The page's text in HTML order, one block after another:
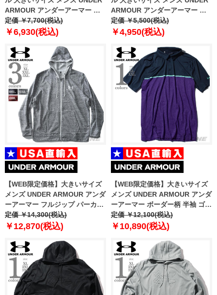
ARMOUR アンダーアーマー ロ
ゴ プリント 半袖 Tシャツ USA直
輸入 um5104
定価 ￥7,700(税込)
￥6,930(税込)
ARMOUR アンダーアーマー 半
袖 Tシャツ USA直輸入 1326799
定価 ￥5,500(税込)
￥4,950(税込)
【WEB限定価格】大きいサイズ
メンズ UNDER ARMOUR アンダ
ーアーマー フルジップ パーカー
USA直輸入 1345776
定価 ￥14,300(税込)
￥12,870(税込)
【WEB限定価格】大きいサイズ
メンズ UNDER ARMOUR アンダ
ーアーマー ボーダー柄 半袖 ゴル
フ ポロシャツ USA直輸入
um0833
定価 ￥12,100(税込)
￥10,890(税込)